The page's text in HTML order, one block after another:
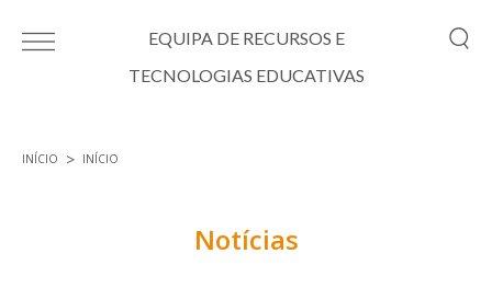
EQUIPA DE RECURSOS E
TECNOLOGIAS EDUCATIVAS
INÍCIO INÍCIO
Notícias